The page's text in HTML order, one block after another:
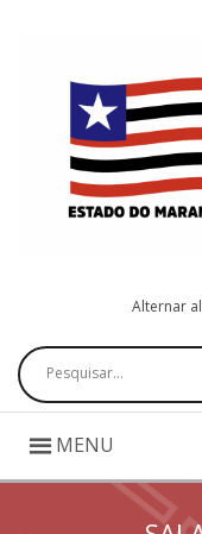
Alternar
Pesquisar
MENU